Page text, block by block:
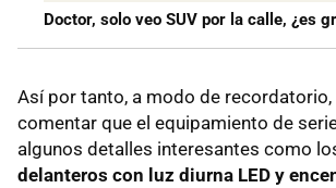
Doctor, solo veo SUV por la calle, ¿es
Así por tanto, a modo de
comentar que el equipamiento de
algunos detalles interesantes como
delanteros con luz diurna LED y